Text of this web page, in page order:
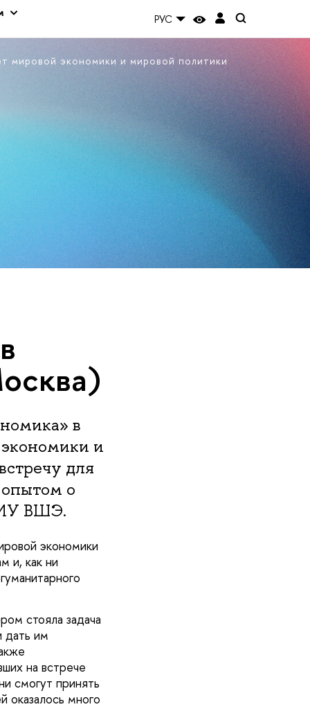
РУС
мировой экономики и мировой политики
в
и
для
о
ВШЭ.
экономики
и, как ни
стояла задача
дать им
на встрече
смогут принять
оказалось много